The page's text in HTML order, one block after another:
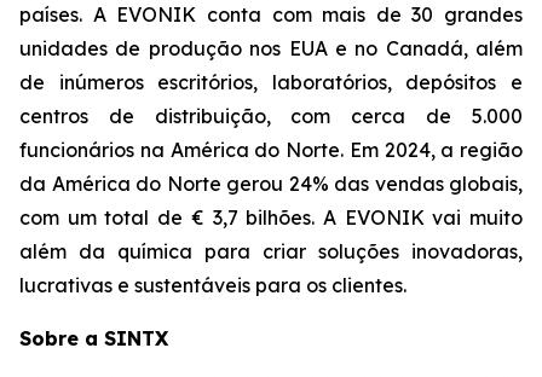
países. A EVONIK conta com mais de 30 grandes
unidades de produção nos EUA e no Canadá, além
de inúmeros escritórios, laboratórios, depósitos e
centros de distribuição, com cerca de 5.000
funcionários na América do Norte. Em 2024, a região
da América do Norte gerou 24% das vendas globais,
com um total de € 3,7 bilhões. A EVONIK vai muito
além da química para criar soluções inovadoras,
lucrativas e sustentáveis para os clientes.
Sobre a SINTX